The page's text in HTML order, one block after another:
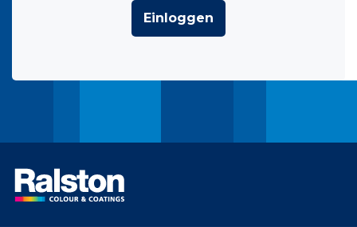
Einloggen